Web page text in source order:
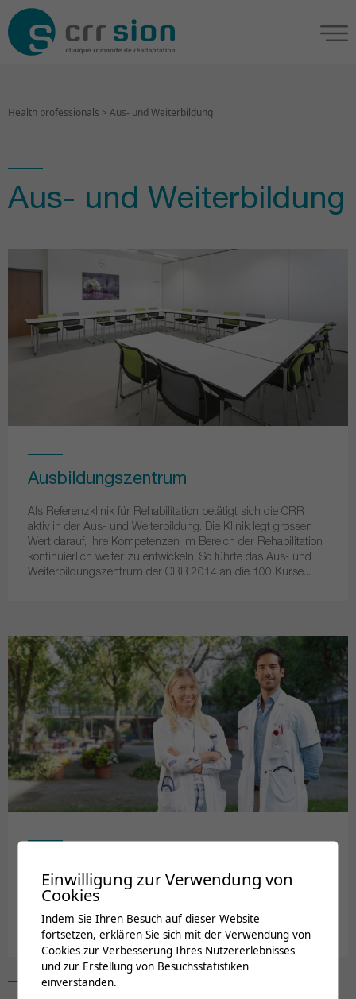
Health professionals > Aus- und Weiterbildung
Aus- und Weiterbildung
Ausbildungszentrum
Als Referenzklinik für Rehabilitation betätigt sich die CRR
aktiv in der Aus- und Weiterbildung. Die Klinik legt grossen
Wert darauf, ihre Kompetenzen im Bereich der Rehabilitation
kontinuierlich weiter zu entwickeln. So führte das Aus- und
Weiterbildungszentrum der CRR 2014 an die 100 Kurse...
Ärztinnen und Ärzte, die einen Facharzttitel erwerben
möchten, können sich in den verschiedenen Abteilungen und
Stationen der CRR spezialisieren.
Einwilligung zur Verwendung von
Cookies
Indem Sie Ihren Besuch auf dieser Website
fortsetzen, erklären Sie sich mit der Verwendung von
Cookies zur Verbesserung Ihres Nutzererlebnisses
und zur Erstellung von Besuchsstatistiken
einverstanden.